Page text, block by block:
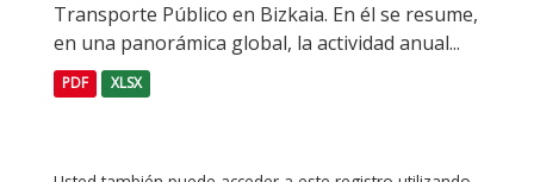
Transporte Público en Bizkaia. En él se resume,
en una panorámica global, la actividad anual...
PDF XLSX